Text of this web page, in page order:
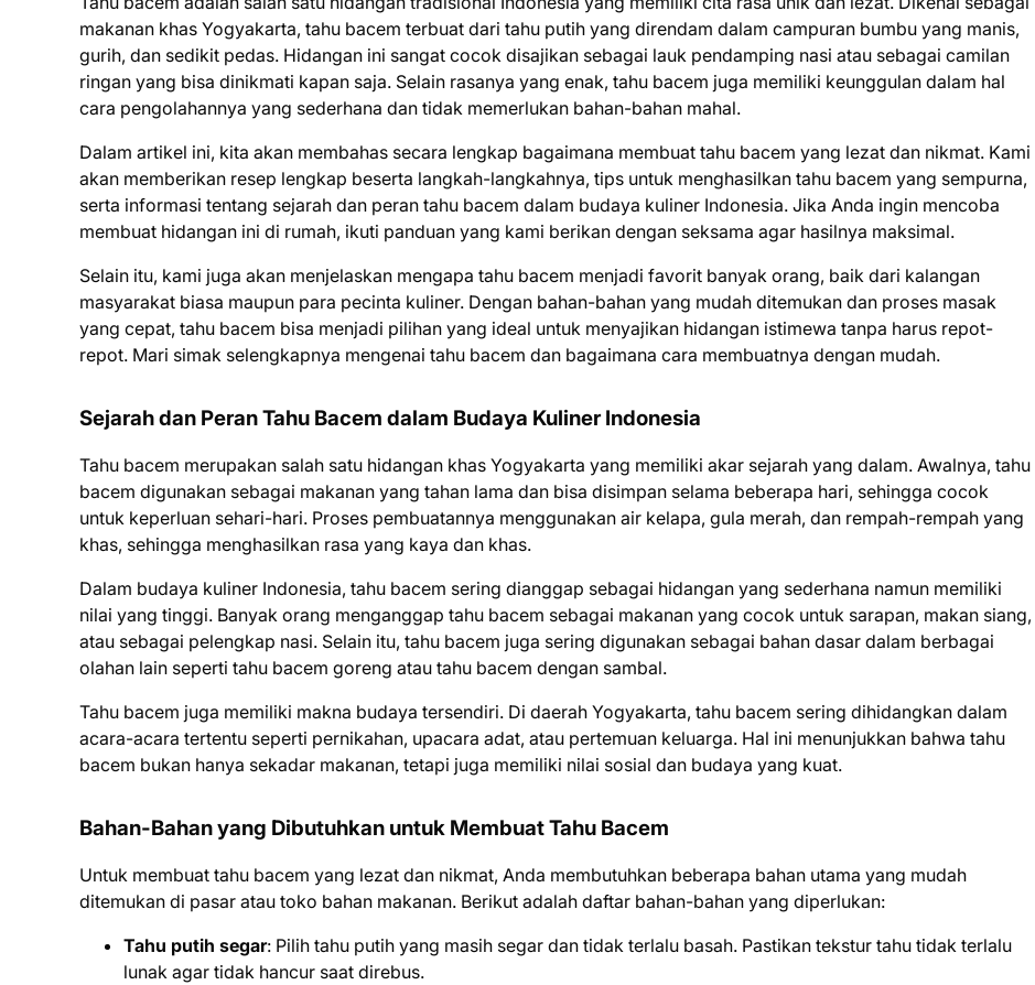
makanan khas Yogyakarta, tahu bacem terbuat dari tahu putih yang direndam dalam campuran bumbu yang manis,
gurih, dan sedikit pedas. Hidangan ini sangat cocok disajikan sebagai lauk pendamping nasi atau sebagai camilan
ringan yang bisa dinikmati kapan saja. Selain rasanya yang enak, tahu bacem juga memiliki keunggulan dalam hal
cara pengolahannya yang sederhana dan tidak memerlukan bahan-bahan mahal.
Dalam artikel ini, kita akan membahas secara lengkap bagaimana membuat tahu bacem yang lezat dan nikmat. Kami
akan memberikan resep lengkap beserta langkah-langkahnya, tips untuk menghasilkan tahu bacem yang sempurna,
serta informasi tentang sejarah dan peran tahu bacem dalam budaya kuliner Indonesia. Jika Anda ingin mencoba
membuat hidangan ini di rumah, ikuti panduan yang kami berikan dengan seksama agar hasilnya maksimal.
Selain itu, kami juga akan menjelaskan mengapa tahu bacem menjadi favorit banyak orang, baik dari kalangan
masyarakat biasa maupun para pecinta kuliner. Dengan bahan-bahan yang mudah ditemukan dan proses masak
yang cepat, tahu bacem bisa menjadi pilihan yang ideal untuk menyajikan hidangan istimewa tanpa harus repot-
repot. Mari simak selengkapnya mengenai tahu bacem dan bagaimana cara membuatnya dengan mudah.
Sejarah dan Peran Tahu Bacem dalam Budaya Kuliner Indonesia
Tahu bacem merupakan salah satu hidangan khas Yogyakarta yang memiliki akar sejarah yang dalam. Awalnya, tahu
bacem digunakan sebagai makanan yang tahan lama dan bisa disimpan selama beberapa hari, sehingga cocok
untuk keperluan sehari-hari. Proses pembuatannya menggunakan air kelapa, gula merah, dan rempah-rempah yang
khas, sehingga menghasilkan rasa yang kaya dan khas.
Dalam budaya kuliner Indonesia, tahu bacem sering dianggap sebagai hidangan yang sederhana namun memiliki
nilai yang tinggi. Banyak orang menganggap tahu bacem sebagai makanan yang cocok untuk sarapan, makan siang,
atau sebagai pelengkap nasi. Selain itu, tahu bacem juga sering digunakan sebagai bahan dasar dalam berbagai
olahan lain seperti tahu bacem goreng atau tahu bacem dengan sambal.
Tahu bacem juga memiliki makna budaya tersendiri. Di daerah Yogyakarta, tahu bacem sering dihidangkan dalam
acara-acara tertentu seperti pernikahan, upacara adat, atau pertemuan keluarga. Hal ini menunjukkan bahwa tahu
bacem bukan hanya sekadar makanan, tetapi juga memiliki nilai sosial dan budaya yang kuat.
Bahan-Bahan yang Dibutuhkan untuk Membuat Tahu Bacem
Untuk membuat tahu bacem yang lezat dan nikmat, Anda membutuhkan beberapa bahan utama yang mudah
ditemukan di pasar atau toko bahan makanan. Berikut adalah daftar bahan-bahan yang diperlukan:
Tahu putih segar: Pilih tahu putih yang masih segar dan tidak terlalu basah. Pastikan tekstur tahu tidak terlalu
lunak agar tidak hancur saat direbus.